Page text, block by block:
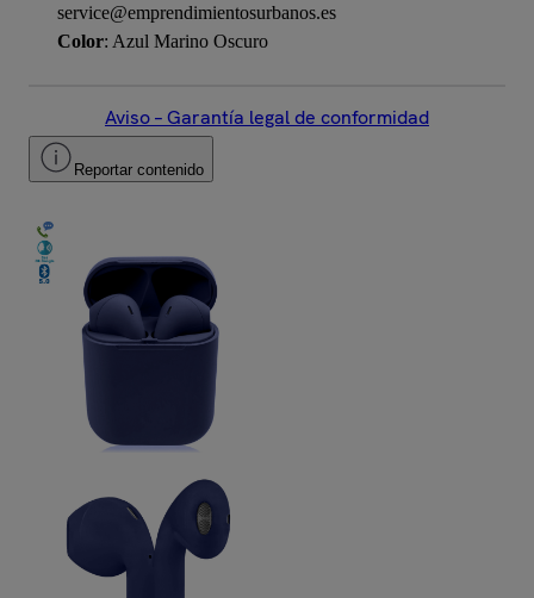
service@emprendimientosurbanos.es
Color: Azul Marino Oscuro
Aviso – Garantía legal de conformidad
Reportar contenido